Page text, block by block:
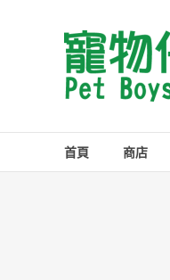
Pet
Boys
Club
首頁 商店